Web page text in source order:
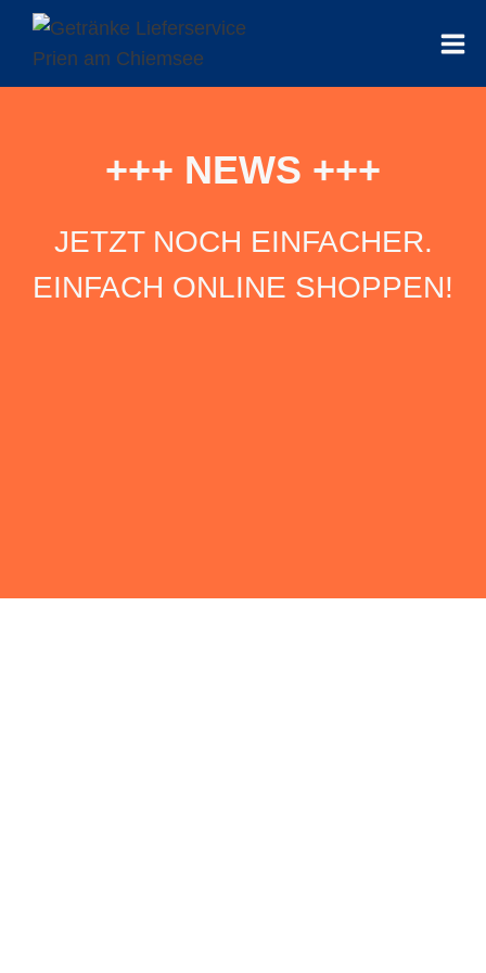
Zum
+++ NEWS +++
JETZT NOCH EINFACHER.
EINFACH ONLINE SHOPPEN!